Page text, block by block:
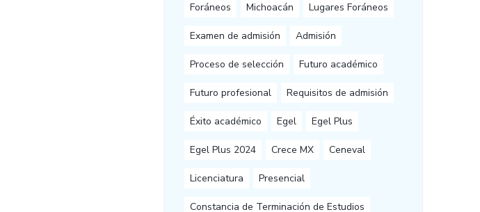
Foráneos Michoacán Lugares Foráneos
Examen de admisión Admisión
Proceso de selección Futuro académico
Futuro profesional Requisitos de admisión
Éxito académico Egel Egel Plus
Egel Plus 2024 Crece MX Ceneval
Licenciatura Presencial
Constancia de Terminación de Estudios